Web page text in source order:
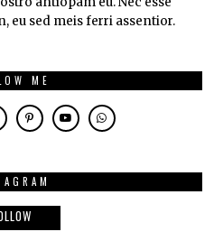
eu sed meis ferri assentior.
ME